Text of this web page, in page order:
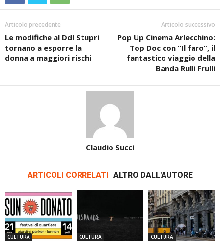
Articolo precedente
Le modifiche al Ddl Stupri
tornano a esporre la
donna a maggiori rischi
Articolo successivo
Pop Up Cinema Arlecchino:
Top Doc con “Il faro”, il
fantastico viaggio della
Banda Rulli Frulli
Claudio Succi
ARTICOLI CORRELATI ALTRO DALL'AUTORE
CULTURA CULTURA CULTURA